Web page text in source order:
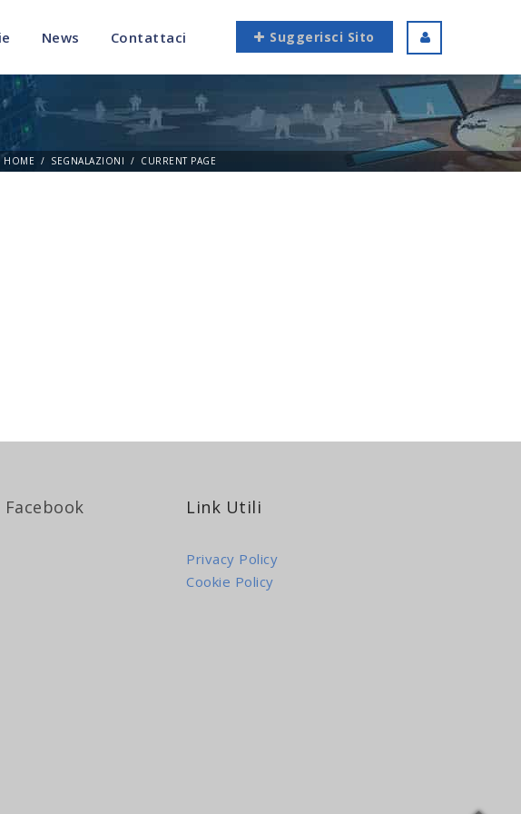
News Contattaci Suggerisci Sito
HOME SEGNALAZIONI CURRENT PAGE
Link Utili
Privacy Policy
Cookie Policy